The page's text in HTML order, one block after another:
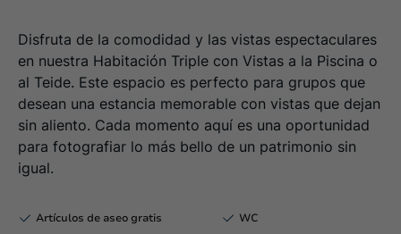
Disfruta de la comodidad y las vistas espectaculares
en nuestra Habitación Triple con Vistas a la Piscina o
al Teide. Este espacio es perfecto para grupos que
desean una estancia memorable con vistas que dejan
sin aliento. Cada momento aquí es una oportunidad
para fotografiar lo más bello de un patrimonio sin
igual.
Artículos de aseo gratis
WC